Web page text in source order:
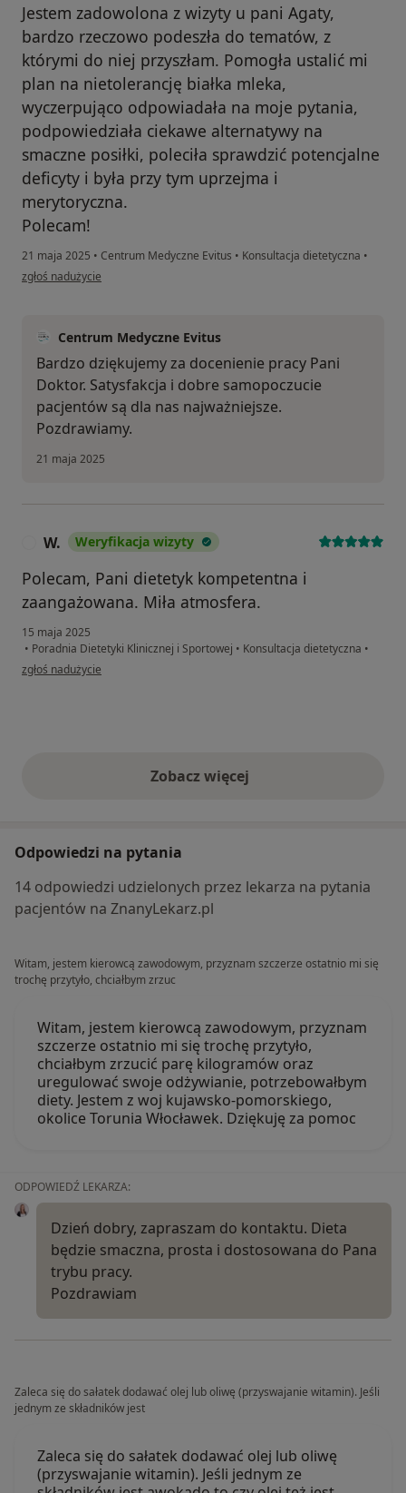
Jestem zadowolona z wizyty u pani Agaty,
bardzo rzeczowo podeszła do tematów, z
którymi do niej przyszłam. Pomogła ustalić mi
plan na nietolerancję białka mleka,
wyczerpująco odpowiadała na moje pytania,
podpowiedziała ciekawe alternatywy na
smaczne posiłki, poleciła sprawdzić potencjalne
deficyty i była przy tym uprzejma i
merytoryczna.
Polecam!
21 maja 2025 • Centrum Medyczne Evitus • Konsultacja dietetyczna •
w opinii użytkownika TS
zgłoś nadużycie
Centrum Medyczne Evitus
Bardzo dziękujemy za docenienie pracy Pani
Doktor. Satysfakcja i dobre samopoczucie
pacjentów są dla nas najważniejsze.
Pozdrawiamy.
21 maja 2025
W. Weryfikacja wizyty
Polecam, Pani dietetyk kompetentna i
zaangażowana. Miła atmosfera.
15 maja 2025
• Poradnia Dietetyki Klinicznej i Sportowej • Konsultacja dietetyczna •
w opinii użytkownika W.
zgłoś nadużycie
Zobacz więcejopinie powyżej
Odpowiedzi na pytania
14 odpowiedzi udzielonych przez lekarza na pytania
pacjentów na ZnanyLekarz.pl
Witam, jestem kierowcą zawodowym, przyznam szczerze ostatnio mi się
trochę przytyło, chciałbym zrzuc
Witam, jestem kierowcą zawodowym, przyznam
szczerze ostatnio mi się trochę przytyło,
chciałbym zrzucić parę kilogramów oraz
uregulować swoje odżywianie, potrzebowałbym
diety. Jestem z woj kujawsko-pomorskiego,
okolice Torunia Włocławek. Dziękuję za pomoc
ODPOWIEDŹ LEKARZA:
Dzień dobry, zapraszam do kontaktu. Dieta
będzie smaczna, prosta i dostosowana do Pana
trybu pracy.
Pozdrawiam
Zaleca się do sałatek dodawać olej lub oliwę (przyswajanie witamin). Jeśli
jednym ze składników jest
Zaleca się do sałatek dodawać olej lub oliwę
(przyswajanie witamin). Jeśli jednym ze